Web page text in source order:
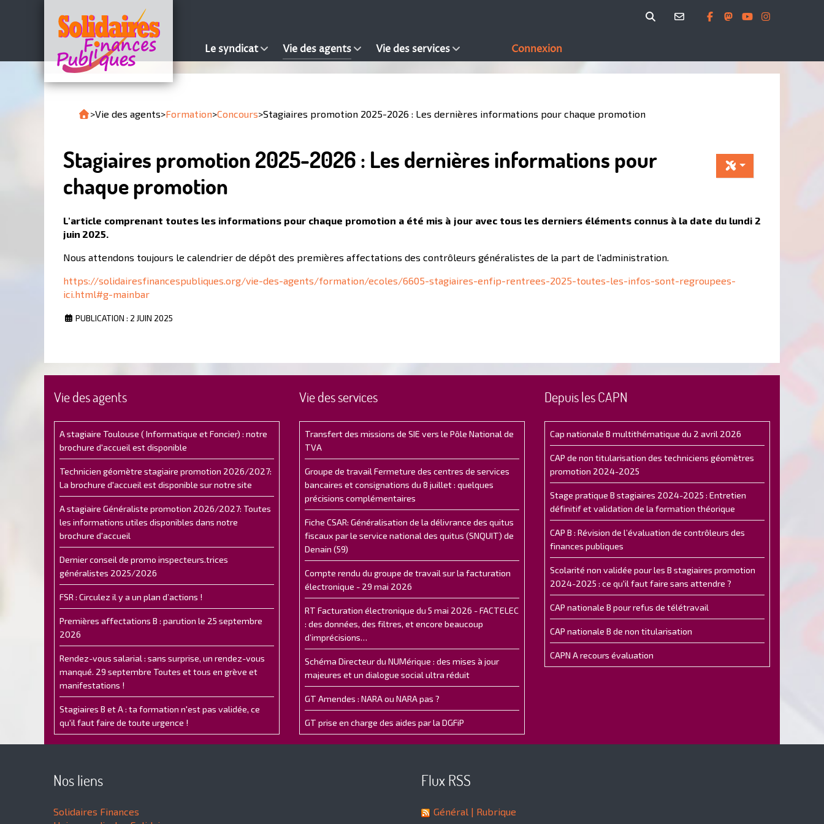
Le syndicat Vie des agents Vie des services Connexion
>Vie des agents>Formation>Concours>Stagiaires promotion 2025-2026 : Les dernières informations pour chaque promotion
Stagiaires promotion 2025-2026 : Les dernières informations pour
chaque promotion
L'article comprenant toutes les informations pour chaque promotion a été mis à jour avec tous les derniers éléments connus à la date du lundi 2
juin 2025.
Nous attendons toujours le calendrier de dépôt des premières affectations des contrôleurs généralistes de la part de l'administration.
https://solidairesfinancespubliques.org/vie-des-agents/formation/ecoles/6605-stagiaires-enfip-rentrees-2025-toutes-les-infos-sont-regroupees-
ici.html#g-mainbar
PUBLICATION : 2 JUIN 2025
Vie des agents
A stagiaire Toulouse ( Informatique et Foncier) : notre
brochure d'accueil est disponible
Technicien géomètre stagiaire promotion 2026/2027:
La brochure d'accueil est disponible sur notre site
A stagiaire Généraliste promotion 2026/2027: Toutes
les informations utiles disponibles dans notre
brochure d'accueil
Dernier conseil de promo inspecteurs.trices
généralistes 2025/2026
FSR : Circulez il y a un plan d’actions !
Premières affectations B : parution le 25 septembre
2026
Rendez-vous salarial : sans surprise, un rendez-vous
manqué. 29 septembre Toutes et tous en grève et
manifestations !
Stagiaires B et A : ta formation n'est pas validée, ce
qu'il faut faire de toute urgence !
Vie des services
Transfert des missions de SIE vers le Pôle National de
TVA
Groupe de travail Fermeture des centres de services
bancaires et consignations du 8 juillet : quelques
précisions complémentaires
Fiche CSAR: Généralisation de la délivrance des quitus
fiscaux par le service national des quitus (SNQUIT) de
Denain (59)
Compte rendu du groupe de travail sur la facturation
électronique - 29 mai 2026
RT Facturation électronique du 5 mai 2026 - FACTELEC
: des données, des filtres, et encore beaucoup
d’imprécisions…
Schéma Directeur du NUMérique : des mises à jour
majeures et un dialogue social ultra réduit
GT Amendes : NARA ou NARA pas ?
GT prise en charge des aides par la DGFiP
Depuis les CAPN
Cap nationale B multithématique du 2 avril 2026
CAP de non titularisation des techniciens géomètres
promotion 2024-2025
Stage pratique B stagiaires 2024-2025 : Entretien
définitif et validation de la formation théorique
CAP B : Révision de l’évaluation de contrôleurs des
finances publiques
Scolarité non validée pour les B stagiaires promotion
2024-2025 : ce qu'il faut faire sans attendre ?
CAP nationale B pour refus de télétravail
CAP nationale B de non titularisation
CAPN A recours évaluation
Nos liens
Solidaires Finances
Flux RSS
Général | Rubrique